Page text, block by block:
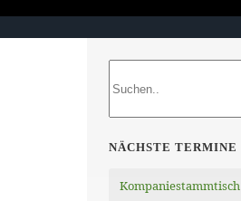
NÄCHSTE TERMINE
Kompaniestammtisch